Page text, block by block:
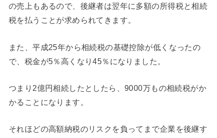
の売上もあるので、後継者は翌年に多額の所得税と相続
税を払うことが求められてきます。
また、平成25年から相続税の基礎控除が低くなったの
で、税金が5％高くなり45％になりました。
つまり2億円相続したとしたら、9000万もの相続税がか
かることになります。
それほどの高額納税のリスクを負ってまで企業を後継す